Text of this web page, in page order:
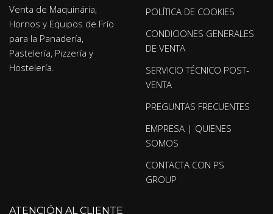
Venta de Maquinária,
Hornos y Equipos de Frío
para la Panadería,
Pastelería, Pizzería y
Hostelería.
POLÍTICA DE COOKIES
CONDICIONES GENERALES
DE VENTA
SERVICIO TÉCNICO POST-
VENTA
PREGUNTAS FRECUENTES
EMPRESA | QUIENES
SOMOS
CONTACTA CON PS
GROUP
ATENCIÓN AL CLIENTE